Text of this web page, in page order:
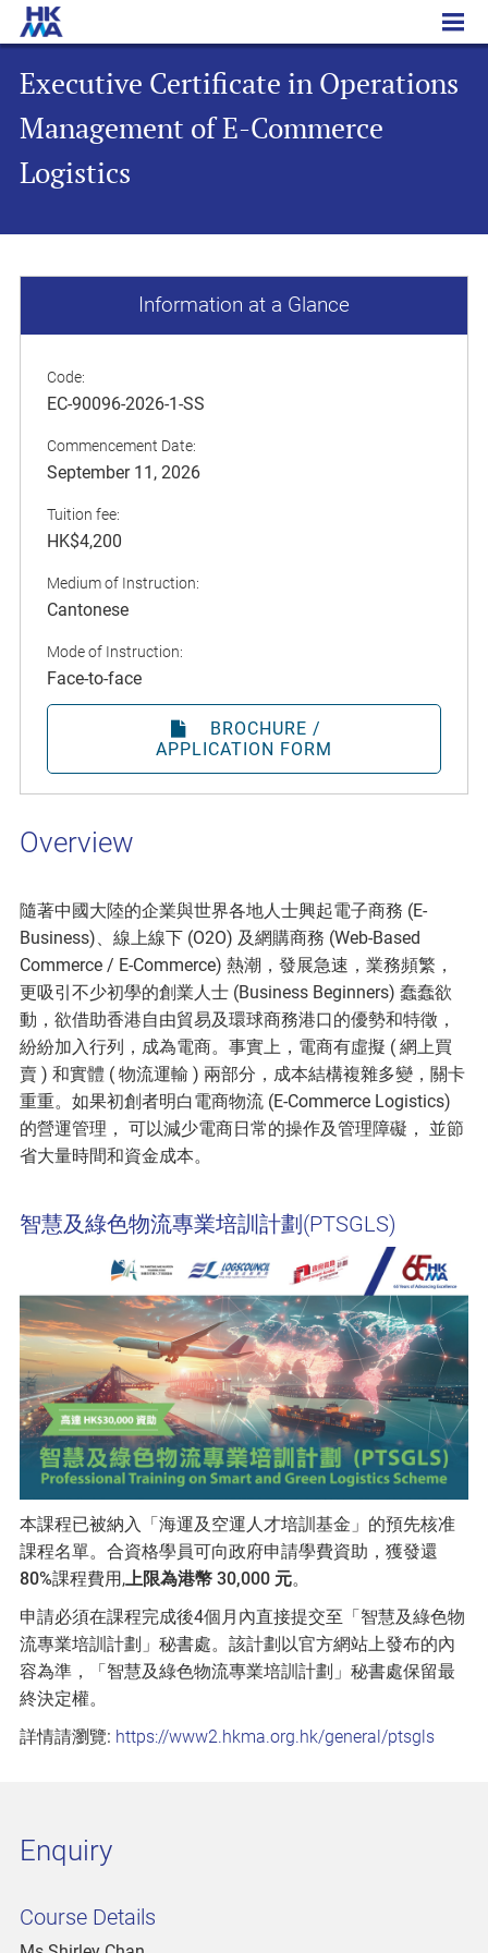
Executive Certificate in Operations Management of E-Commerce Logistics
Executive Certificate in Operations
Management of E-Commerce
Logistics
Overview
隨著中國大陸的企業與世界各地人士興起電子商務 (E-
Business)、線上線下 (O2O) 及網購商務 (Web-Based
Commerce / E-Commerce) 熱潮，發展急速，業務頻繁，
更吸引不少初學的創業人士 (Business Beginners) 蠢蠢欲
動，欲借助香港自由貿易及環球商務港口的優勢和特徵，
紛紛加入行列，成為電商。事實上，電商有虛擬 ( 網上買
賣 ) 和實體 ( 物流運輸 ) 兩部分，成本結構複雜多變，關卡
重重。如果初創者明白電商物流 (E-Commerce Logistics)
的營運管理， 可以減少電商日常的操作及管理障礙， 並節
省大量時間和資金成本。
智慧及綠色物流專業培訓計劃(PTSGLS)
本課程已被納入「海運及空運人才培訓基金」的預先核准
課程名單。合資格學員可向政府申請學費資助，獲發還
80%課程費用, 上限為港幣 30,000 元。
申請必須在課程完成後4個月內直接提交至「智慧及綠色物
流專業培訓計劃」秘書處。該計劃以官方網站上發布的內
容為準，「智慧及綠色物流專業培訓計劃」秘書處保留最
終決定權。
詳情請瀏覽: https://www2.hkma.org.hk/general/ptsgls
Information at a Glance
Code:
EC-90096-2026-1-SS
Commencement Date:
September 11, 2026
Tuition fee:
HK$4,200
Medium of Instruction:
Cantonese
Mode of Instruction:
Face-to-face
BROCHURE /
APPLICATION FORM
Enquiry
Course Details